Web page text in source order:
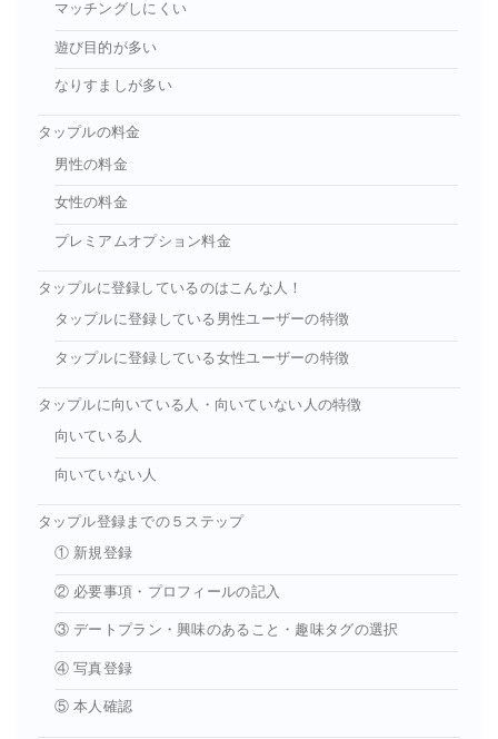
マッチングしにくい
遊び目的が多い
なりすましが多い
タップルの料金
男性の料金
女性の料金
プレミアムオプション料金
タップルに登録しているのはこんな人！
タップルに登録している男性ユーザーの特徴
タップルに登録している女性ユーザーの特徴
タップルに向いている人・向いていない人の特徴
向いている人
向いていない人
タップル登録までの５ステップ
① 新規登録
② 必要事項・プロフィールの記入
③ デートプラン・興味のあること・趣味タグの選択
④ 写真登録
⑤ 本人確認